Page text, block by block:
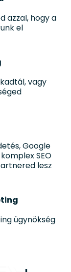
azzal, hogy a
el
vagy
Google
SEO
lesz
ügynökség